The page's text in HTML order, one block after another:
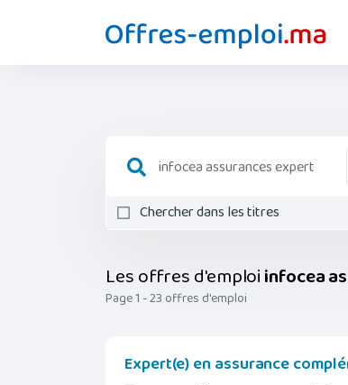
Chercher dans les titres
Les offres d'emploiinfocea
Page 1 - 23 offres d'emploi
Expert(e) en assurance